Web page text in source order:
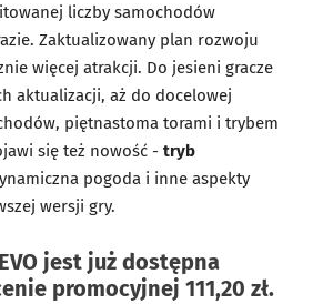
liczby samochodów
Zaktualizowany plan rozwoju
więcej atrakcji. Do jesieni gracze
aktualizacji, aż do docelowej
piętnastoma torami i trybem
się też nowość - tryb
pogoda i inne aspekty
wersji gry.
jest już dostępna
promocyjnej 111,20 zł.